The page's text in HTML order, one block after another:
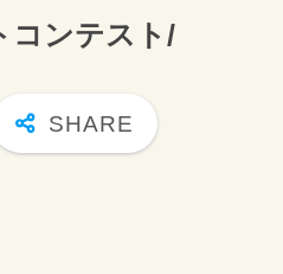
コンテスト/